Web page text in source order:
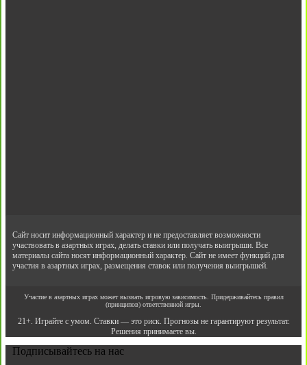
Сайт носит информационный характер и не предоставляет возможности
участвовать в азартных играх, делать ставки или получать выигрыши. Все
материалы сайта носят информационный характер. Сайт не имеет функций для
участия в азартных играх, размещения ставок или получения выигрышей.
Участие в азартных играх может вызвать игровую зависимость. Придерживайтесь правил
(принципов) ответственной игры.
21+. Играйте с умом. Ставки — это риск. Прогнозы не гарантируют результат.
Решения принимаете вы.
Подписывайтесь на нас